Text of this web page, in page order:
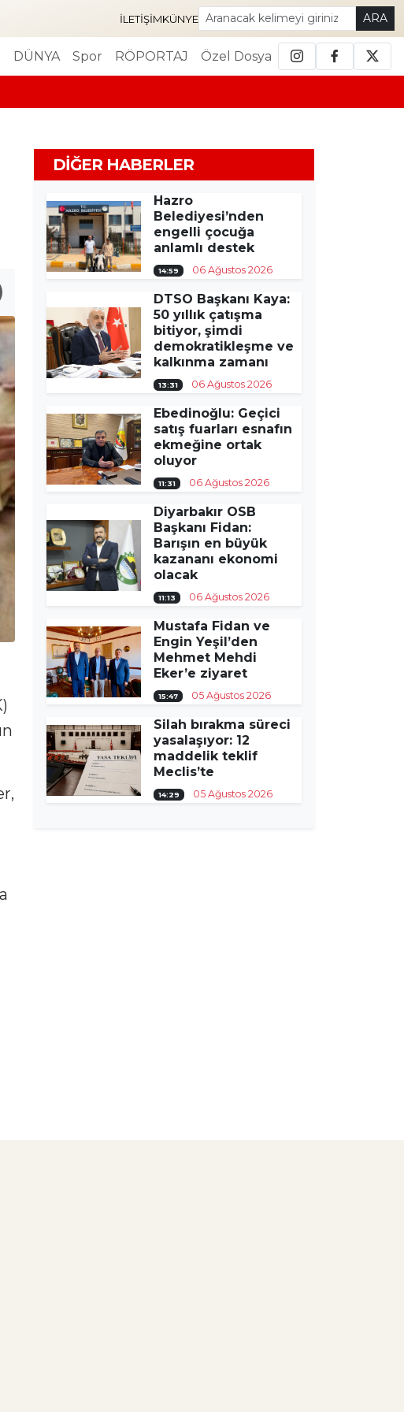
İLETIŞIMKÜNYE ARA
DÜNYA Spor RÖPORTAJ Özel Dosya
DIĞER HABERLER
Hazro
Belediyesi’nden
engelli çocuğa
anlamlı destek
14:59 06 Ağustos 2026
DTSO Başkanı Kaya:
50 yıllık çatışma
bitiyor, şimdi
demokratikleşme ve
kalkınma zamanı
13:31 06 Ağustos 2026
Ebedinoğlu: Geçici
satış fuarları esnafın
ekmeğine ortak
oluyor
11:31 06 Ağustos 2026
Diyarbakır OSB
Başkanı Fidan:
Barışın en büyük
kazananı ekonomi
olacak
11:13 06 Ağustos 2026
Mustafa Fidan ve
Engin Yeşil’den
Mehmet Mehdi
Eker’e ziyaret
15:47 05 Ağustos 2026
Silah bırakma süreci
yasalaşıyor: 12
maddelik teklif
Meclis’te
14:29 05 Ağustos 2026